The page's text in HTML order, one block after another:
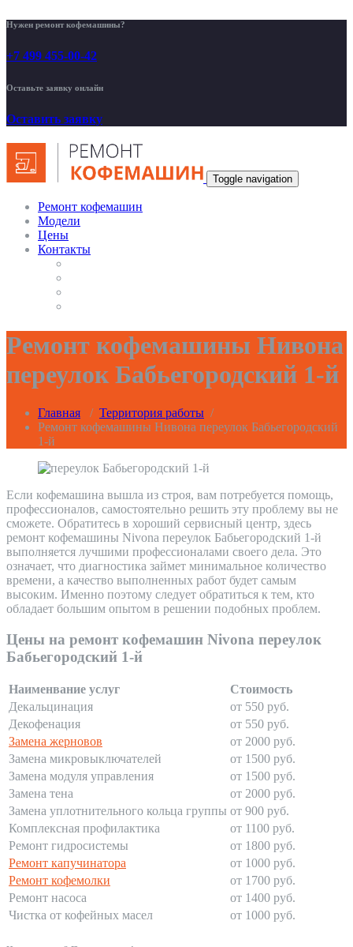
Нужен ремонт кофемашины?
+7 499 455-00-42
Оставьте заявку онлайн
Оставить заявку
Toggle navigation
Ремонт кофемашин
Модели
Цены
Контакты
Ремонт кофемашины Нивона
переулок Бабьегородский 1-й
Главная / Территория работы /
Ремонт кофемашины Нивона переулок Бабьегородский
1-й
Если кофемашина вышла из строя, вам потребуется помощь,
профессионалов, самостоятельно решить эту проблему вы не
сможете. Обратитесь в хороший сервисный центр, здесь
ремонт кофемашины Nivona переулок Бабьегородский 1-й
выполняется лучшими профессионалами своего дела. Это
означает, что диагностика займет минимальное количество
времени, а качество выполненных работ будет самым
высоким. Именно поэтому следует обратиться к тем, кто
обладает большим опытом в решении подобных проблем.
Цены на ремонт кофемашин Nivona переулок
Бабьегородский 1-й
Наименвание услуг
Стоимость
Декальцинация
от 550 руб.
Декофенация
от 550 руб.
Замена жерновов
от 2000 руб.
Замена микровыключателей
от 1500 руб.
Замена модуля управления
от 1500 руб.
Замена тена
от 2000 руб.
Замена уплотнительного кольца группы от 900 руб.
Комплексная профилактика
от 1100 руб.
Ремонт гидросистемы
от 1800 руб.
Ремонт капучинатора
от 1000 руб.
Ремонт кофемолки
от 1700 руб.
Ремонт насоса
от 1400 руб.
Чистка от кофейных масел
от 1000 руб.